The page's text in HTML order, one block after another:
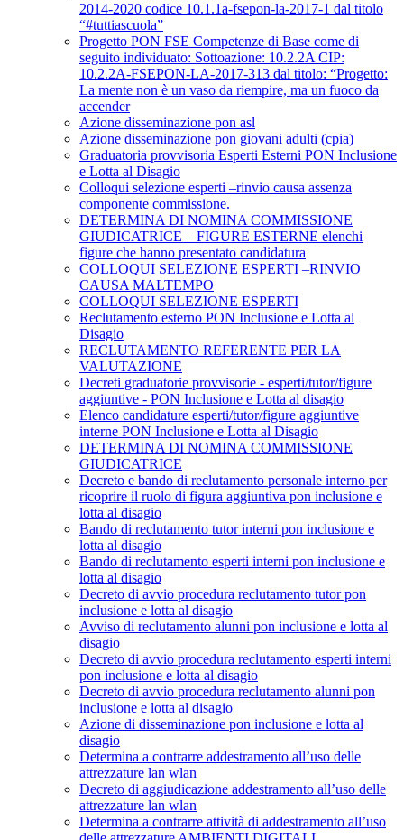
2014-2020 codice 10.1.1a-fsepon-la-2017-1 dal titolo
“#tuttiascuola”
Progetto PON FSE Competenze di Base come di
seguito individuato: Sottoazione: 10.2.2A CIP:
10.2.2A-FSEPON-LA-2017-313 dal titolo: “Progetto:
La mente non è un vaso da riempire, ma un fuoco da
accender
Azione disseminazione pon asl
Azione disseminazione pon giovani adulti (cpia)
Graduatoria provvisoria Esperti Esterni PON Inclusione
e Lotta al Disagio
Colloqui selezione esperti –rinvio causa assenza
componente commissione.
DETERMINA DI NOMINA COMMISSIONE
GIUDICATRICE – FIGURE ESTERNE elenchi
figure che hanno presentato candidatura
COLLOQUI SELEZIONE ESPERTI –RINVIO
CAUSA MALTEMPO
COLLOQUI SELEZIONE ESPERTI
Reclutamento esterno PON Inclusione e Lotta al
Disagio
RECLUTAMENTO REFERENTE PER LA
VALUTAZIONE
Decreti graduatorie provvisorie - esperti/tutor/figure
aggiuntive - PON Inclusione e Lotta al disagio
Elenco candidature esperti/tutor/figure aggiuntive
interne PON Inclusione e Lotta al Disagio
DETERMINA DI NOMINA COMMISSIONE
GIUDICATRICE
Decreto e bando di reclutamento personale interno per
ricoprire il ruolo di figura aggiuntiva pon inclusione e
lotta al disagio
Bando di reclutamento tutor interni pon inclusione e
lotta al disagio
Bando di reclutamento esperti interni pon inclusione e
lotta al disagio
Decreto di avvio procedura reclutamento tutor pon
inclusione e lotta al disagio
Avviso di reclutamento alunni pon inclusione e lotta al
disagio
Decreto di avvio procedura reclutamento esperti interni
pon inclusione e lotta al disagio
Decreto di avvio procedura reclutamento alunni pon
inclusione e lotta al disagio
Azione di disseminazione pon inclusione e lotta al
disagio
Determina a contrarre addestramento all’uso delle
attrezzature lan wlan
Decreto di aggiudicazione addestramento all’uso delle
attrezzature lan wlan
Determina a contrarre attività di addestramento all’uso